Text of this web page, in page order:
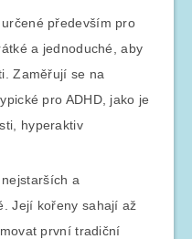
především pro
a jednoduché, aby
Zaměřují se na
pro ADHD, jako je
hyperaktiv
a
Její kořeny sahají až
první tradiční